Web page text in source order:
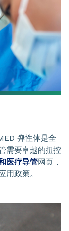
弹性体是全
需要卓越的扭控
医疗导管网页，
用政策。